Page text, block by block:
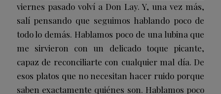
viernes pasado volví a Don Lay. Y, una vez más,
salí pensando que seguimos hablando poco de
todo lo demás. Hablamos poco de una lubina que
me sirvieron con un delicado toque picante,
capaz de reconciliarte con cualquier mal día. De
esos platos que no necesitan hacer ruido porque
saben exactamente quiénes son. Hablamos poco